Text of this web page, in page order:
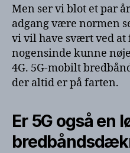
Men ser vi blot et par
adgang være normen
vi vil have svært ved
nogensinde kunne
4G. 5G-mobilt
der altid er på farten.
Er 5G også en